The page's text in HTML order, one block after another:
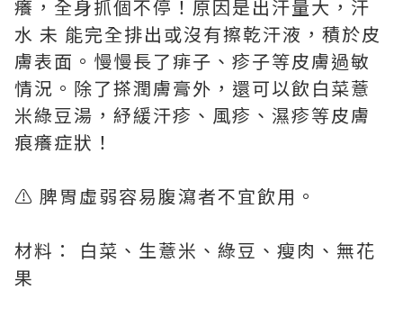
癢，全身抓個不停！原因是出汗量大，汗
水 未 能完全排出或沒有擦乾汗液，積於皮
膚表面。慢慢長了痱子、疹子等皮膚過敏
情況。除了搽潤膚膏外，還可以飲白菜薏
米綠豆湯，紓緩汗疹、風疹、濕疹等皮膚
痕癢症狀！
⚠️ 脾胃虛弱容易腹瀉者不宜飲用。
材料： 白菜、生薏米、綠豆、瘦肉、無花
果